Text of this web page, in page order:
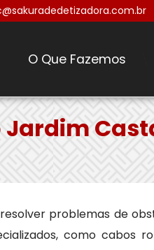
O Que Fazemos
Jardim
problemas de
como cabos